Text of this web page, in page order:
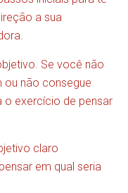
a sua
Se você não
ou não consegue
o exercício de pensar
claro
em qual seria